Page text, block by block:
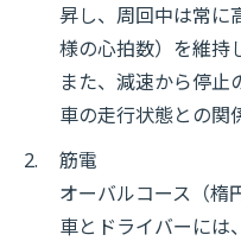
昇し、周回中は常に
様の心拍数）を維持
また、減速から停止
車の走行状態との関
2.
筋電
オーバルコース（楕
車とドライバーには